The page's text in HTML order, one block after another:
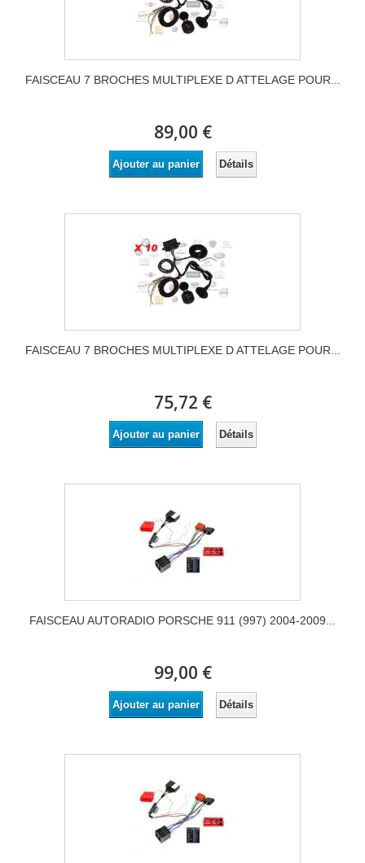
FAISCEAU 7 BROCHES MULTIPLEXE D ATTELAGE POUR...
89,00 €
Ajouter au panier Détails
FAISCEAU 7 BROCHES MULTIPLEXE D ATTELAGE POUR...
75,72 €
Ajouter au panier Détails
FAISCEAU AUTORADIO PORSCHE 911 (997) 2004-2009...
99,00 €
Ajouter au panier Détails